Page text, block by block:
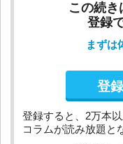
この続き
登録
まずは
登
登録すると、2万本
コラムが読み放題と